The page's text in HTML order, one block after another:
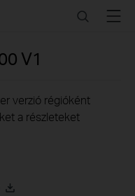
SearchMenu
V1
verzió régióként
a részleteket